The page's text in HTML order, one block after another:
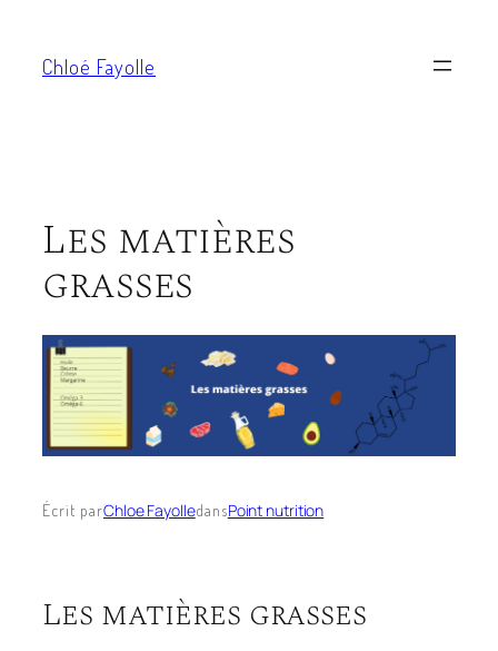
contenu
Chloé Fayolle
Les matières
grasses
Écrit parChloe FayolledansPoint nutrition
Les matières grasses